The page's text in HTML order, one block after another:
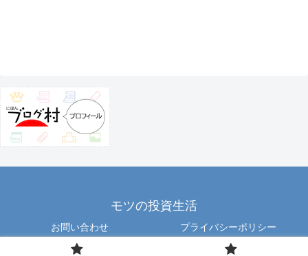
モツの投資生活
お問い合わせ プライバシーポリシー
Copyright © 2012 motu All Rights Reserved.